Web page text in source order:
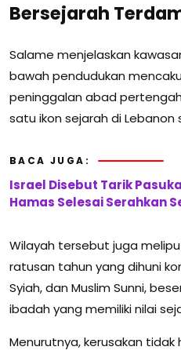
Bersejarah
Salame menjelaskan
bawah pendudukan
peninggalan abad
satu ikon sejarah di Lebanon
BACA JUGA:
Israel Disebut Tarik
Hamas Selesai Serahkan
Wilayah tersebut juga
ratusan tahun yang dihuni
Syiah, dan Muslim Sunni,
ibadah yang memiliki nilai
Menurutnya, kerusakan